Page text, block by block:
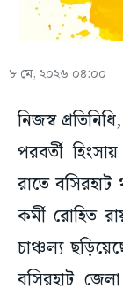
৮ মে, ২০২৬ ০৪:০০
নিজস্ব
পরবর্তী
রাতে
কর্মী রোহিত
চাঞ্চল্য
বসিরহাট